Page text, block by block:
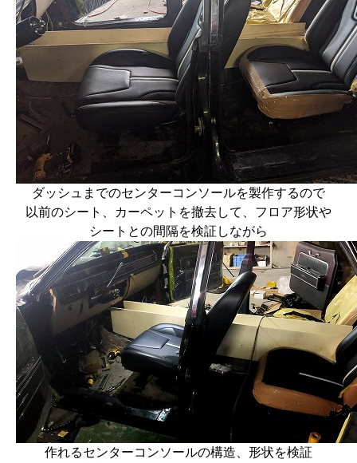
ダッシュまでのセンターコンソールを製作するので
以前のシート、カーペットを撤去して、フロア形状や
シートとの間隔を検証しながら
作れるセンターコンソールの構造、形状を検証